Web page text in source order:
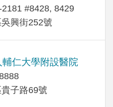
#8428, 8429
興街252號
仁大學附設醫院
子路69號